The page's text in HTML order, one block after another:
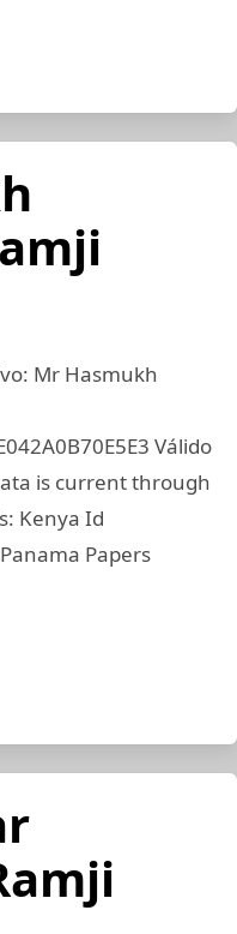
Mr Hasmukh
Válido
is current through
Kenya Id
Papers